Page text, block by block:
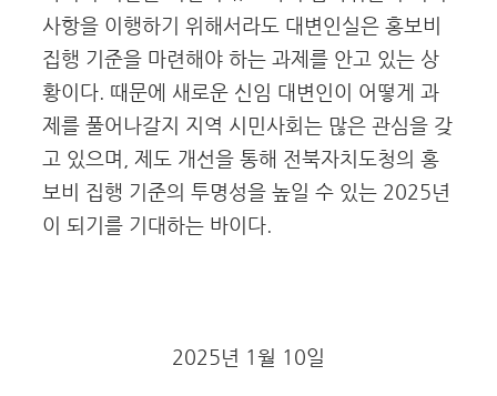
사항을 이행하기 위해서라도 대변인실은 홍보비
집행 기준을 마련해야 하는 과제를 안고 있는 상
황이다. 때문에 새로운 신임 대변인이 어떻게 과
제를 풀어나갈지 지역 시민사회는 많은 관심을 갖
고 있으며, 제도 개선을 통해 전북자치도청의 홍
보비 집행 기준의 투명성을 높일 수 있는 2025년
이 되기를 기대하는 바이다.
2025년 1월 10일